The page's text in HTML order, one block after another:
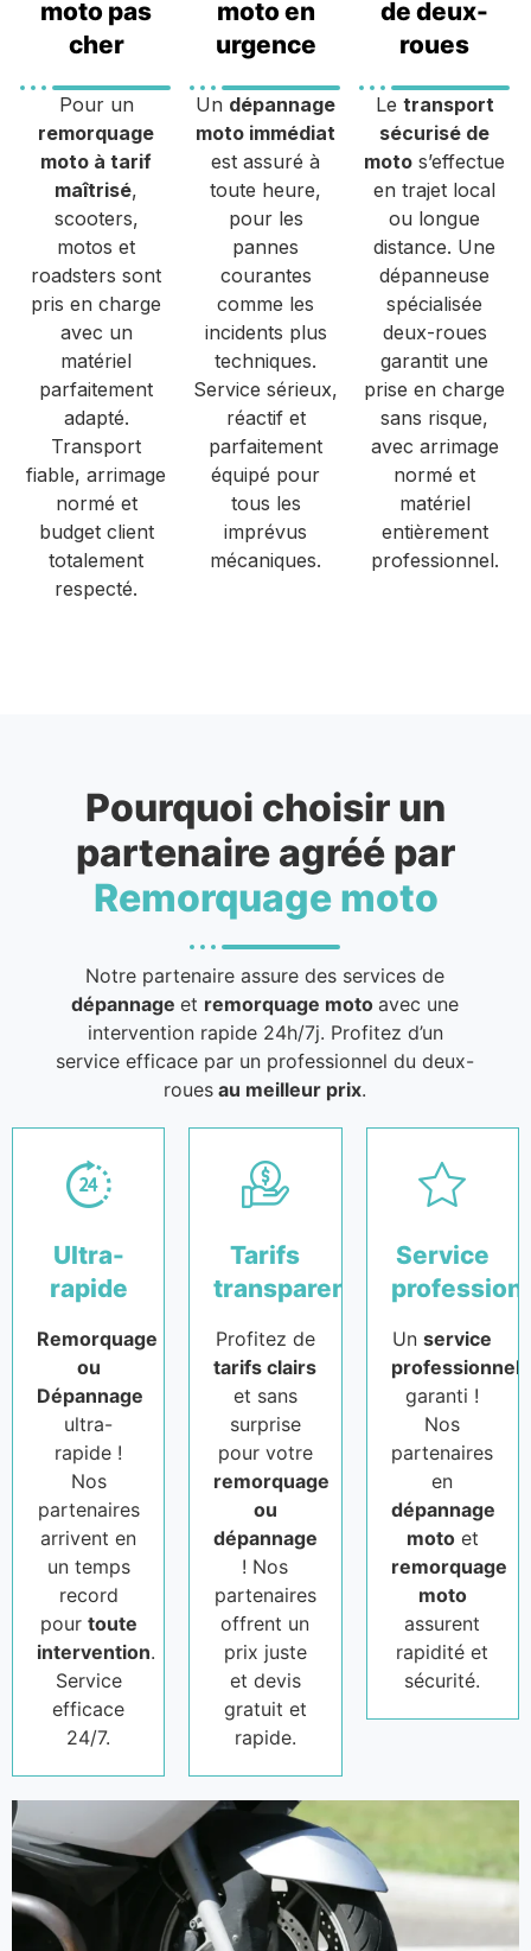
moto pas
cher
Pour un
remorquage
moto à tarif
maîtrisé,
scooters,
motos et
roadsters sont
pris en charge
avec un
matériel
parfaitement
adapté.
Transport
fiable, arrimage
normé et
budget client
totalement
respecté.
moto en
urgence
Un dépannage
moto immédiat
est assuré à
toute heure,
pour les
pannes
courantes
comme les
incidents plus
techniques.
Service sérieux,
réactif et
parfaitement
équipé pour
tous les
imprévus
mécaniques.
de deux-
roues
Le transport
sécurisé de
moto s’effectue
en trajet local
ou longue
distance. Une
dépanneuse
spécialisée
deux-roues
garantit une
prise en charge
sans risque,
avec arrimage
normé et
matériel
entièrement
professionnel.
Pourquoi choisir un
partenaire agréé par
Remorquage moto
Notre partenaire assure des services de
dépannageet remorquage motoavec une
intervention rapide 24h/7j. Profitez d’un
service efficace par un professionnel du deux-
roues au meilleur prix.
Ultra-
rapide
Remorquage
ou
Dépannage
ultra-
rapide !
Nos
partenaires
arrivent en
un temps
record
pour toute
intervention.
Service
efficace
24/7.
Tarifs
transparents
Profitez de
tarifs clairs
et sans
surprise
pour votre
remorquage
ou
dépannage
! Nos
partenaires
offrent un
prix juste
et devis
gratuit et
rapide.
Service
Unservice
professionnel
garanti !
Nos
partenaires
en
dépannage
motoet
remorquage
moto
assurent
rapidité et
sécurité.